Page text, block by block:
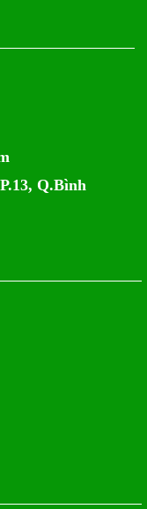
Q.Bình